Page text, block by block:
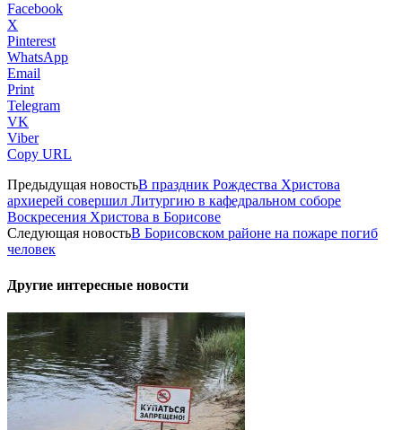
Facebook
X
Pinterest
WhatsApp
Email
Print
Telegram
VK
Viber
Copy URL
Предыдущая новостьВ праздник Рождества Христова
архиерей совершил Литургию в кафедральном соборе
Воскресения Христова в Борисове
Следующая новостьВ Борисовском районе на пожаре погиб
человек
Другие интересные новости